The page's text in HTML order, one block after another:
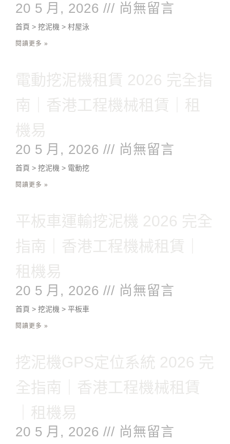
20 5 月, 2026 尚無留言
首頁 > 挖泥機 > 村屋泳
閱讀更多 »
電動挖泥機租賃 2026 完全指
南｜香港工程機械租賃｜租
機易
20 5 月, 2026 尚無留言
首頁 > 挖泥機 > 電動挖
閱讀更多 »
平板車運輸挖泥機 2026 完全
指南｜香港工程機械租賃｜
租機易
20 5 月, 2026 尚無留言
首頁 > 挖泥機 > 平板車
閱讀更多 »
挖泥機GPS定位系統 2026 完
全指南｜香港工程機械租賃
｜租機易
20 5 月, 2026 尚無留言